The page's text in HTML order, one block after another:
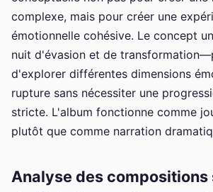
complexe, mais pour créer une
émotionnelle cohésive. Le concept
nuit d'évasion et de
d'explorer différentes dimensions
rupture sans nécessiter une
stricte. L'album fonctionne comme
plutôt que comme narration
Analyse des